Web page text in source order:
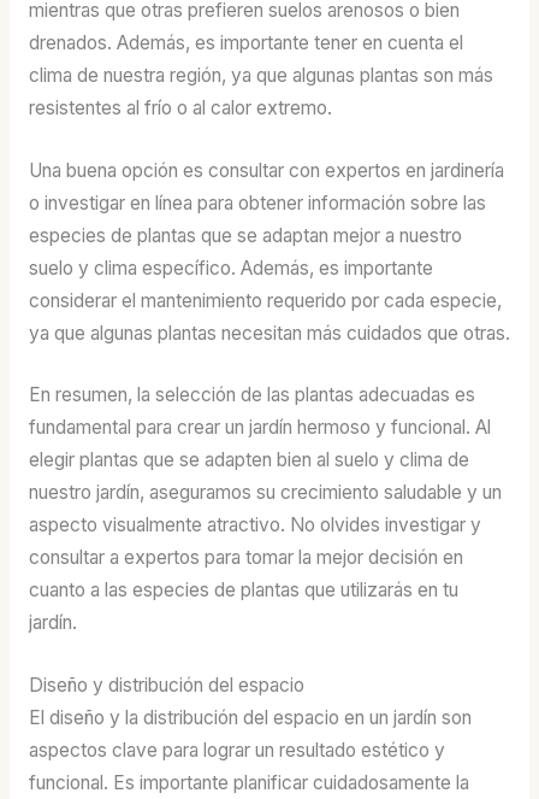
mientras que otras prefieren suelos arenosos o bien
drenados. Además, es importante tener en cuenta el
clima de nuestra región, ya que algunas plantas son más
resistentes al frío o al calor extremo.
Una buena opción es consultar con expertos en jardinería
o investigar en línea para obtener información sobre las
especies de plantas que se adaptan mejor a nuestro
suelo y clima específico. Además, es importante
considerar el mantenimiento requerido por cada especie,
ya que algunas plantas necesitan más cuidados que otras.
En resumen, la selección de las plantas adecuadas es
fundamental para crear un jardín hermoso y funcional. Al
elegir plantas que se adapten bien al suelo y clima de
nuestro jardín, aseguramos su crecimiento saludable y un
aspecto visualmente atractivo. No olvides investigar y
consultar a expertos para tomar la mejor decisión en
cuanto a las especies de plantas que utilizarás en tu
jardín.
Diseño y distribución del espacio
El diseño y la distribución del espacio en un jardín son
aspectos clave para lograr un resultado estético y
funcional. Es importante planificar cuidadosamente la